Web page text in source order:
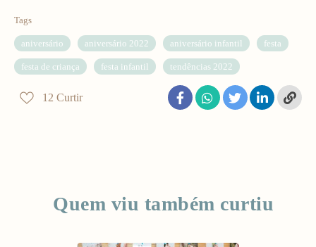
Tags
aniversário aniversário 2022 aniversário infantil festa
festa de criança festa infantil tendências 2022
12 Curtir
Quem viu também curtiu